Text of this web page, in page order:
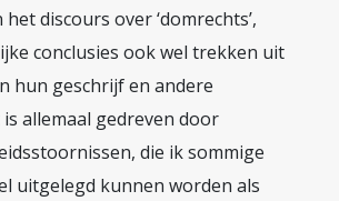
discours over ‘domrechts’,
conclusies ook wel trekken uit
hun geschrijf en andere
allemaal gedreven door
die ik sommige
uitgelegd kunnen worden als